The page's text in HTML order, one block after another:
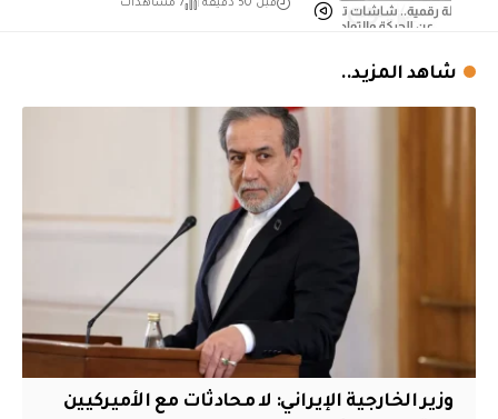
قبل 50 دقيقة 7 مشاهدات
شاهد المزيد..
‏وزير الخارجية الإيراني: لا محادثات مع الأميركيين